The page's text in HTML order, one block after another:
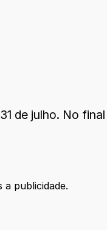
de julho. No
a publicidade.